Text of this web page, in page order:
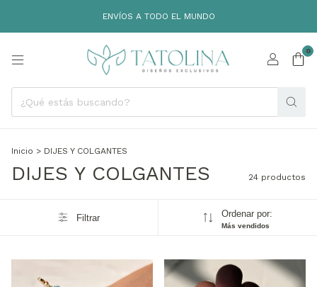
ENVÍOS A TODO EL MUNDO
0
Inicio > DIJES Y COLGANTES
DIJES Y COLGANTES 24 productos
Filtrar Ordenar por:
Más vendidos